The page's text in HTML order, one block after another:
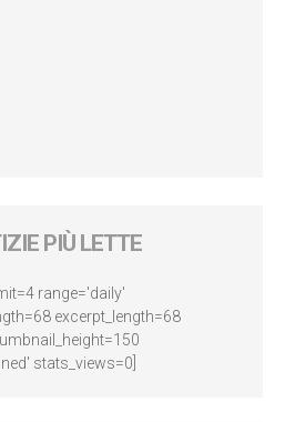
PIÙ LETTE
range='daily'
excerpt_length=68
stats_views=0]